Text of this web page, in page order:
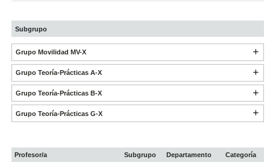
Subgrupo
Grupo Movilidad MV-X
Grupo Teoría-Prácticas A-X
Grupo Teoría-Prácticas B-X
Grupo Teoría-Prácticas G-X
Profesor/a Subgrupo Departamento
Categoría